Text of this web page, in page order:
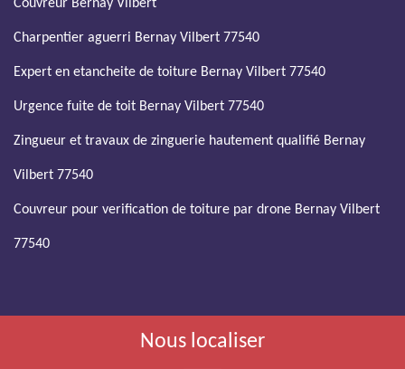
Couvreur Bernay Vilbert
Charpentier aguerri Bernay Vilbert 77540
Expert en etancheite de toiture Bernay Vilbert 77540
Urgence fuite de toit Bernay Vilbert 77540
Zingueur et travaux de zinguerie hautement qualifié Bernay
Vilbert 77540
Couvreur pour verification de toiture par drone Bernay Vilbert
77540
Nous localiser